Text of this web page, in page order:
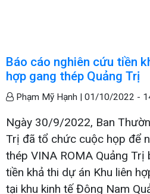
Báo cáo nghiên cứu tiền
hợp gang thép Quảng Trị
Phạm Mỹ Hạnh | 01/10/2022 -
Ngày 30/9/2022, Ban
Trị đã tổ chức cuộc họp để
thép VINA ROMA Quảng Trị
tiền khả thi dự án Khu liên
tại khu kinh tế Đông Nam